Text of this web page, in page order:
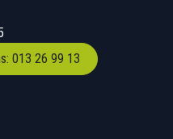
- 17u00
013 26 99 13
- 15u00